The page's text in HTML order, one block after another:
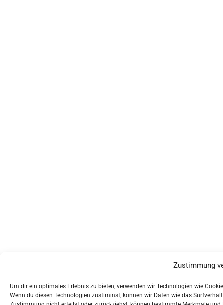
Zustimmung
Um dir ein optimales Erlebnis zu bieten, verwenden wir Technologien wie
Wenn du diesen Technologien zustimmst, können wir Daten wie das